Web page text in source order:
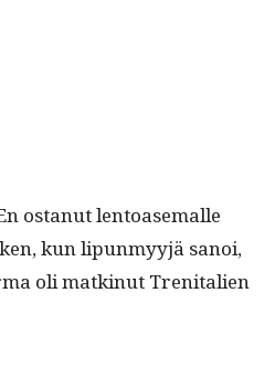
ostanut lentoase­malle
kun lipun­myyjä sanoi,
oli matk­in­ut Tren­i­tal­ien